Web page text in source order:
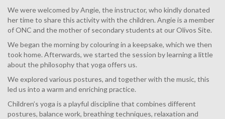
We were welcomed by Angie, the instructor, who kindly donated
her time to share this activity with the children. Angie is a member
of ONC and the mother of secondary students at our Olivos Site.
We began the morning by colouring in a keepsake, which we then
took home. Afterwards, we started the session by learning a little
about the philosophy that yoga offers us.
We explored various postures, and together with the music, this
led us into a warm and enriching practice.
Children’s yoga is a playful discipline that combines different
postures, balance work, breathing techniques, relaxation and